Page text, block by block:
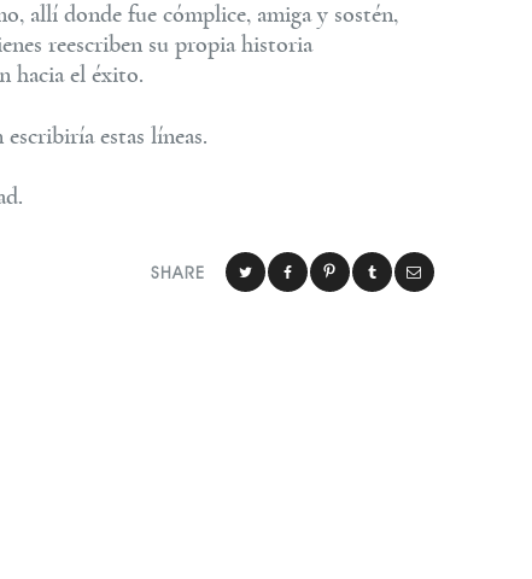
allí donde fue cómplice, amiga y sostén,
reescriben su propia historia
hacia el éxito.
estas líneas.
SHARE